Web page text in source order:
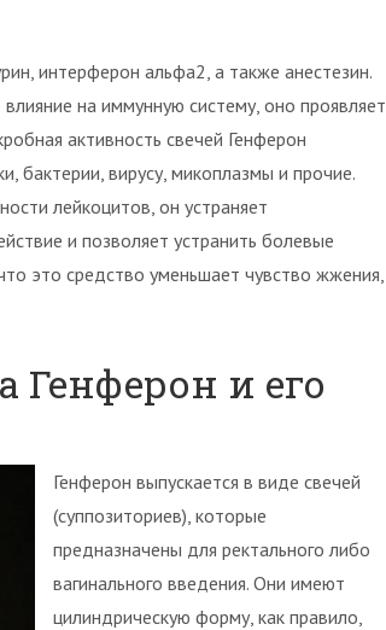
интерферон альфа2, а также анестезин.
на иммунную систему, оно проявляет
активность свечей Генферон
бактерии, вирусу, микоплазмы и прочие.
лейкоцитов, он устраняет
и позволяет устранить болевые
это средство уменьшает чувство жжения,
Генферон и его
Генферон выпускается в виде свечей
(суппозиториев), которые
предназначены для ректального либо
вагинального введения. Они имеют
цилиндрическую форму, как правило,